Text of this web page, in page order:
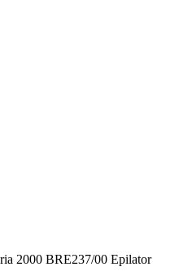
2000 BRE237/00 Epilator